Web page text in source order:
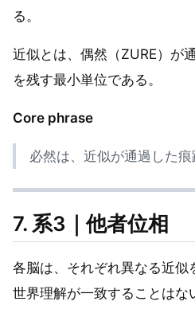
る。
近似とは、偶然（ZURE）が
を残す最小単位である。
Core phrase
必然は、近似が通過した痕
7. 系3｜他者位相
各脳は、それぞれ異なる近似
世界理解が一致することはな